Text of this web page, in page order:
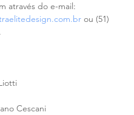
através do e-mail:
ou (51)
Cescani